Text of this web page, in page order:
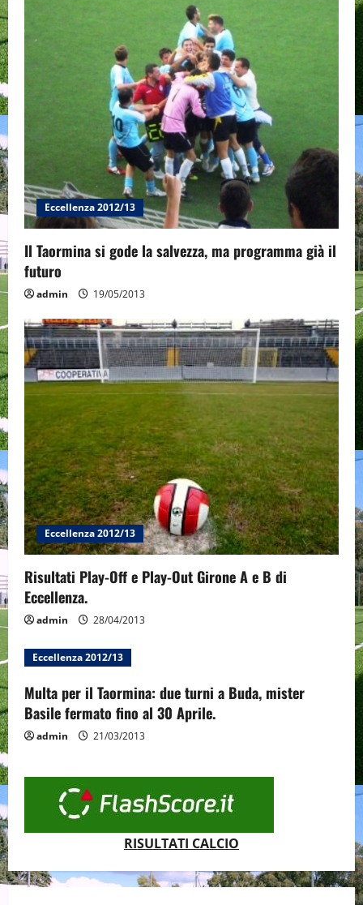
g
i
o
n
Eccellenza 2012/13
Il Taormina si gode la salvezza, ma programma già il
futuro
admin 19/05/2013
Eccellenza 2012/13
Risultati Play-Off e Play-Out Girone A e B di
Eccellenza.
admin 28/04/2013
Eccellenza 2012/13
Multa per il Taormina: due turni a Buda, mister
Basile fermato fino al 30 Aprile.
admin 21/03/2013
RISULTATI CALCIO